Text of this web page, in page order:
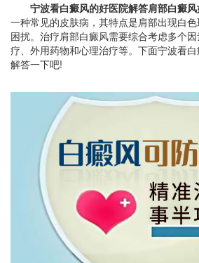
宁波看白癜风的好医院解答肩部白癜
一种常见的皮肤病，其特点是肩部出现白
困扰。治疗肩部白癜风需要综合考虑多个
疗、外用药物和心理治疗等。下面宁波看
解答一下吧!